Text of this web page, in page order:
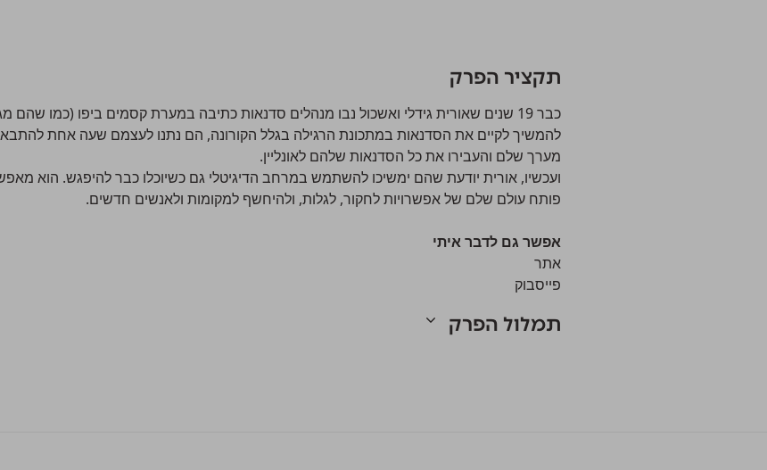
תקציר הפרק
כבר 19 שנים שאורית גידלי ואשכול נבו מנהלים סדנאות כתיבה במערת קסמים ביפו (כמו שהם
להמשיך לקיים את הסדנאות במתכונת הרגילה בגלל הקורונה, הם נתנו לעצמם שעה אחת
מערך שלם והעבירו את כל הסדנאות שלהם לאונליין.
ועכשיו, אורית יודעת שהם ימשיכו להשתמש במרחב הדיגיטלי גם כשיוכלו כבר להיפגש. הוא
פותח עולם שלם של אפשרויות לחקור, לגלות, ולהיחשף למקומות ולאנשים חדשים.
אפשר גם לדבר איתי
אתר
פייסבוק
תמלול הפרק